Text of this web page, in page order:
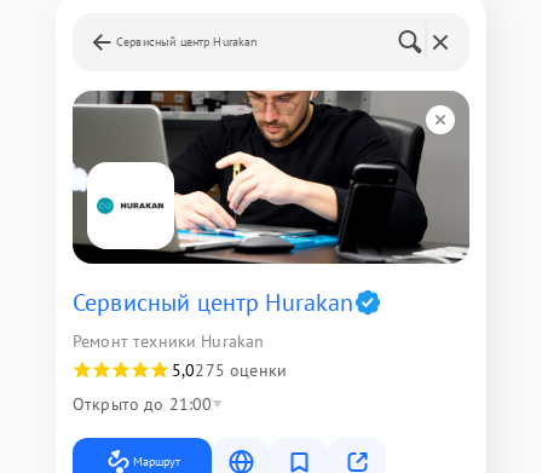
Сервисный центр Hurakan
Сервисный центр Hurakan
Ремонт техники Hurakan
5,0275 оценки
Открыто до 21:00
Маршрут